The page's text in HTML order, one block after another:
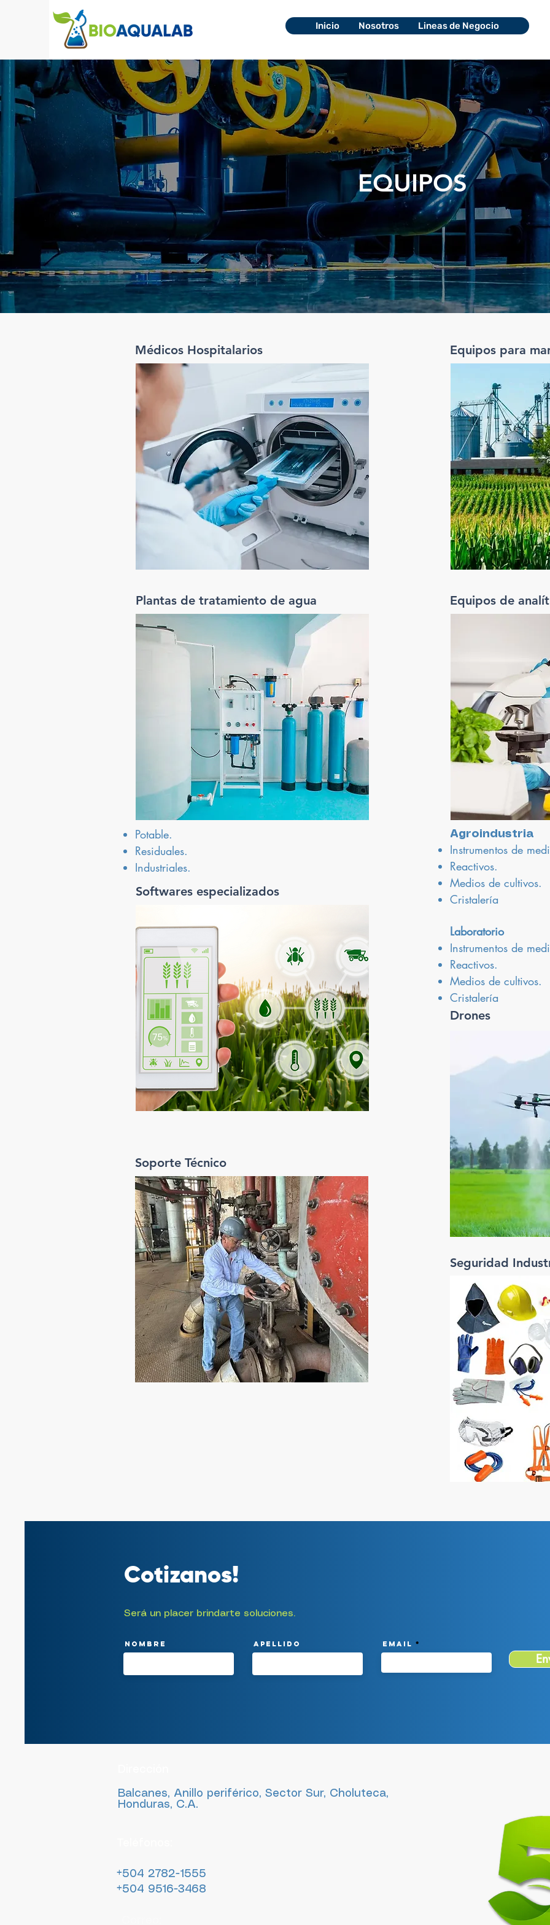
Inicio Nosotros Lineas de Negocio
EQUIPOS
Médicos Hospitalarios
Plantas de tratamiento de agua
Potable.
Residuales.
Industriales.
Softwares especializados
Soporte Técnico
Equipos para
Equipos de
Agroindustria
Instrumentos de
Reactivos.
Medios de cultivos.
Cristalería
Laboratorio
Instrumentos de
Reactivos.
Medios de cultivos.
Cristalería
Drones
Seguridad
Cotizanos!
Será un placer brindarte soluciones.
Nombre Apellido Email
Balcanes, Anillo periférico, Sector Sur, Choluteca,
Honduras, C.A.
+504 2782-1555
+504 9516-3468